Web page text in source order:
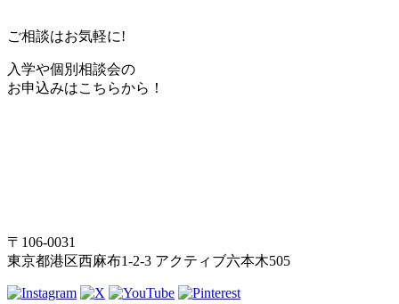
ご相談はお気軽に!
入学や個別相談会の
お申込みはこちらから！
〒106-0031
東京都港区西麻布1-2-3 アクティブ六本木505